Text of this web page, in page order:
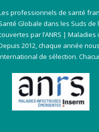
professionnels de santé
Globale dans les Suds de
par l’ANRS |
2012, chaque année
de sélection.